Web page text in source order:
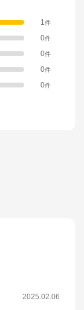
1件
0件
0件
0件
0件
2025.02.06